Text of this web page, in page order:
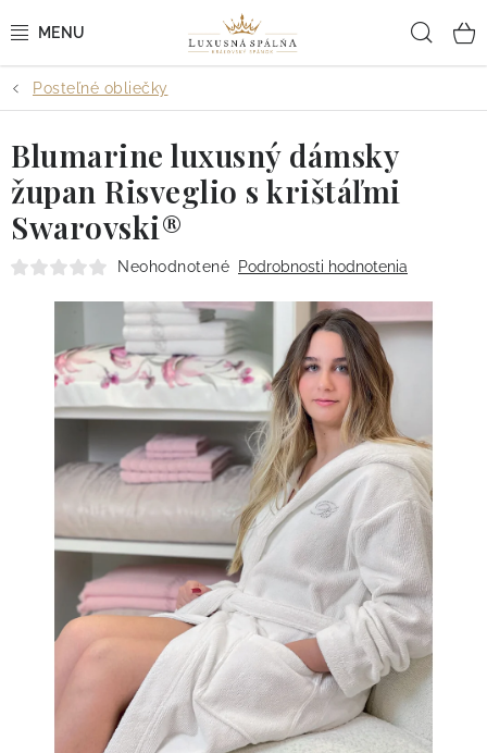
na
POSTEĽNÉ OBLIEČKY
POSTEĽNÉ PLACHTY
PREHOZY A PAPLÓNY
VANKÚŠE A OBLIEČKY
BYTOVÝ TEXTIL
KÚPEĽŇA + WELLNESS
Kontakt
Podmienky ochrany osobných údajov
Reklamačný poriadok
Vrátenie tovaru
Posteľné obliečky
Blumarine luxusný dámsky
župan Risveglio s krištáľmi
Swarovski®
Neohodnotené Podrobnosti hodnotenia